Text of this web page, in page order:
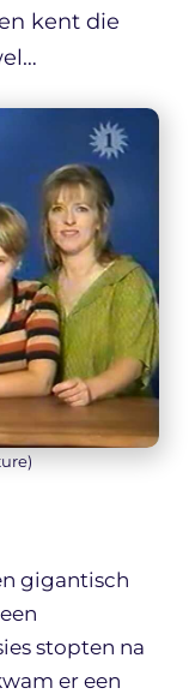
kent die
gigantisch
stopten na
er een